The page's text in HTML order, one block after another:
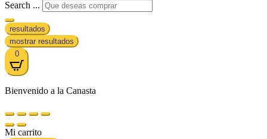
Search ...
resultados
mostrar resultados
0
Bienvenido a la Canasta
Mi carrito